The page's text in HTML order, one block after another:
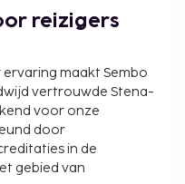
reizigers
maakt Sembo
vertrouwde Stena-
voor onze
door
in de
gebied van